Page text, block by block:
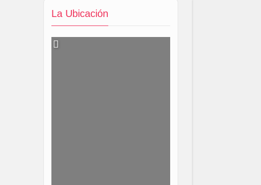
La Ubicación